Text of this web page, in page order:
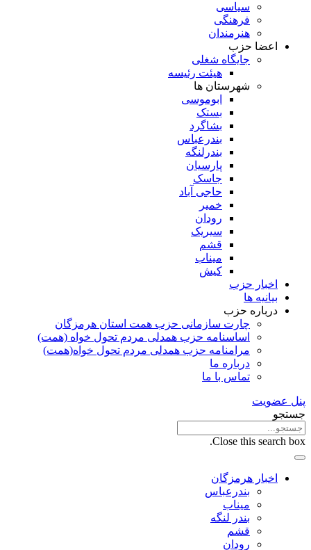
سیاسی
فرهنگی
هنرمندان
اعضا حزب
جایگاه شغلی
هیئت رئیسه
شهرستان ها
ابوموسی
بستک
بشاگرد
بندرعباس
بندرلنگه
پارسیان
جاسک
حاجی آباد
خمیر
رودان
سیریک
قشم
میناب
کیش
اخبار حزب
بیانیه ها
درباره حزب
چارت سازمانی حزب همت استان هرمزگان
اساسنامه حزب همدلی مردم تحول خواه (همت)
مرامنامه حزب همدلی مردم تحول خواه(همت)
درباره ما
تماس با ما
پنل عضویت
جستجو
Close this search box.
اخبار هرمزگان
بندرعباس
میناب
بندر لنگه
قشم
رودان